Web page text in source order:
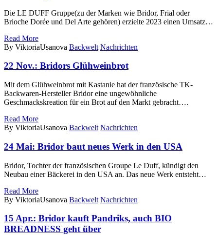
Die LE DUFF Gruppe(zu der Marken wie Bridor, Frial oder
Brioche Dorée und Del Arte gehören) erzielte 2023 einen Umsatz…
Read More
By ViktoriaUsanova Backwelt Nachrichten
22 Nov.: Bridors Glühweinbrot
Mit dem Glühweinbrot mit Kastanie hat der französische TK-
Backwaren-Hersteller Bridor eine ungewöhnliche
Geschmackskreation für ein Brot auf den Markt gebracht….
Read More
By ViktoriaUsanova Backwelt Nachrichten
24 Mai: Bridor baut neues Werk in den USA
Bridor, Tochter der französischen Groupe Le Duff, kündigt den
Neubau einer Bäckerei in den USA an. Das neue Werk entsteht…
Read More
By ViktoriaUsanova Backwelt Nachrichten
15 Apr.: Bridor kauft Pandriks, auch BIO
BREADNESS geht über